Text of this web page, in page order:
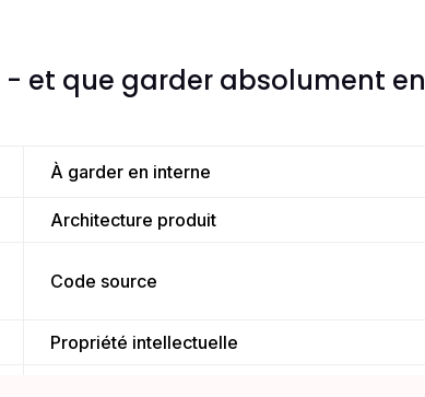
- et que garder absolument
À garder en interne
Architecture produit
Code source
Propriété intellectuelle